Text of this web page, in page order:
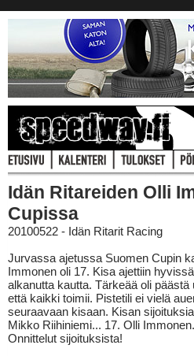
Idän Ritareiden Olli
Cupissa
20100522 - Idän Ritarit Racing
Jurvassa ajetussa Suomen Cupin
Immonen oli 17. Kisa ajettiin
alkanutta kautta. Tärkeää oli
että kaikki toimii. Pistetili ei vielä
seuraavaan kisaan. Kisan
Mikko Riihiniemi... 17. Olli Immonen.
Onnittelut sijoituksista!